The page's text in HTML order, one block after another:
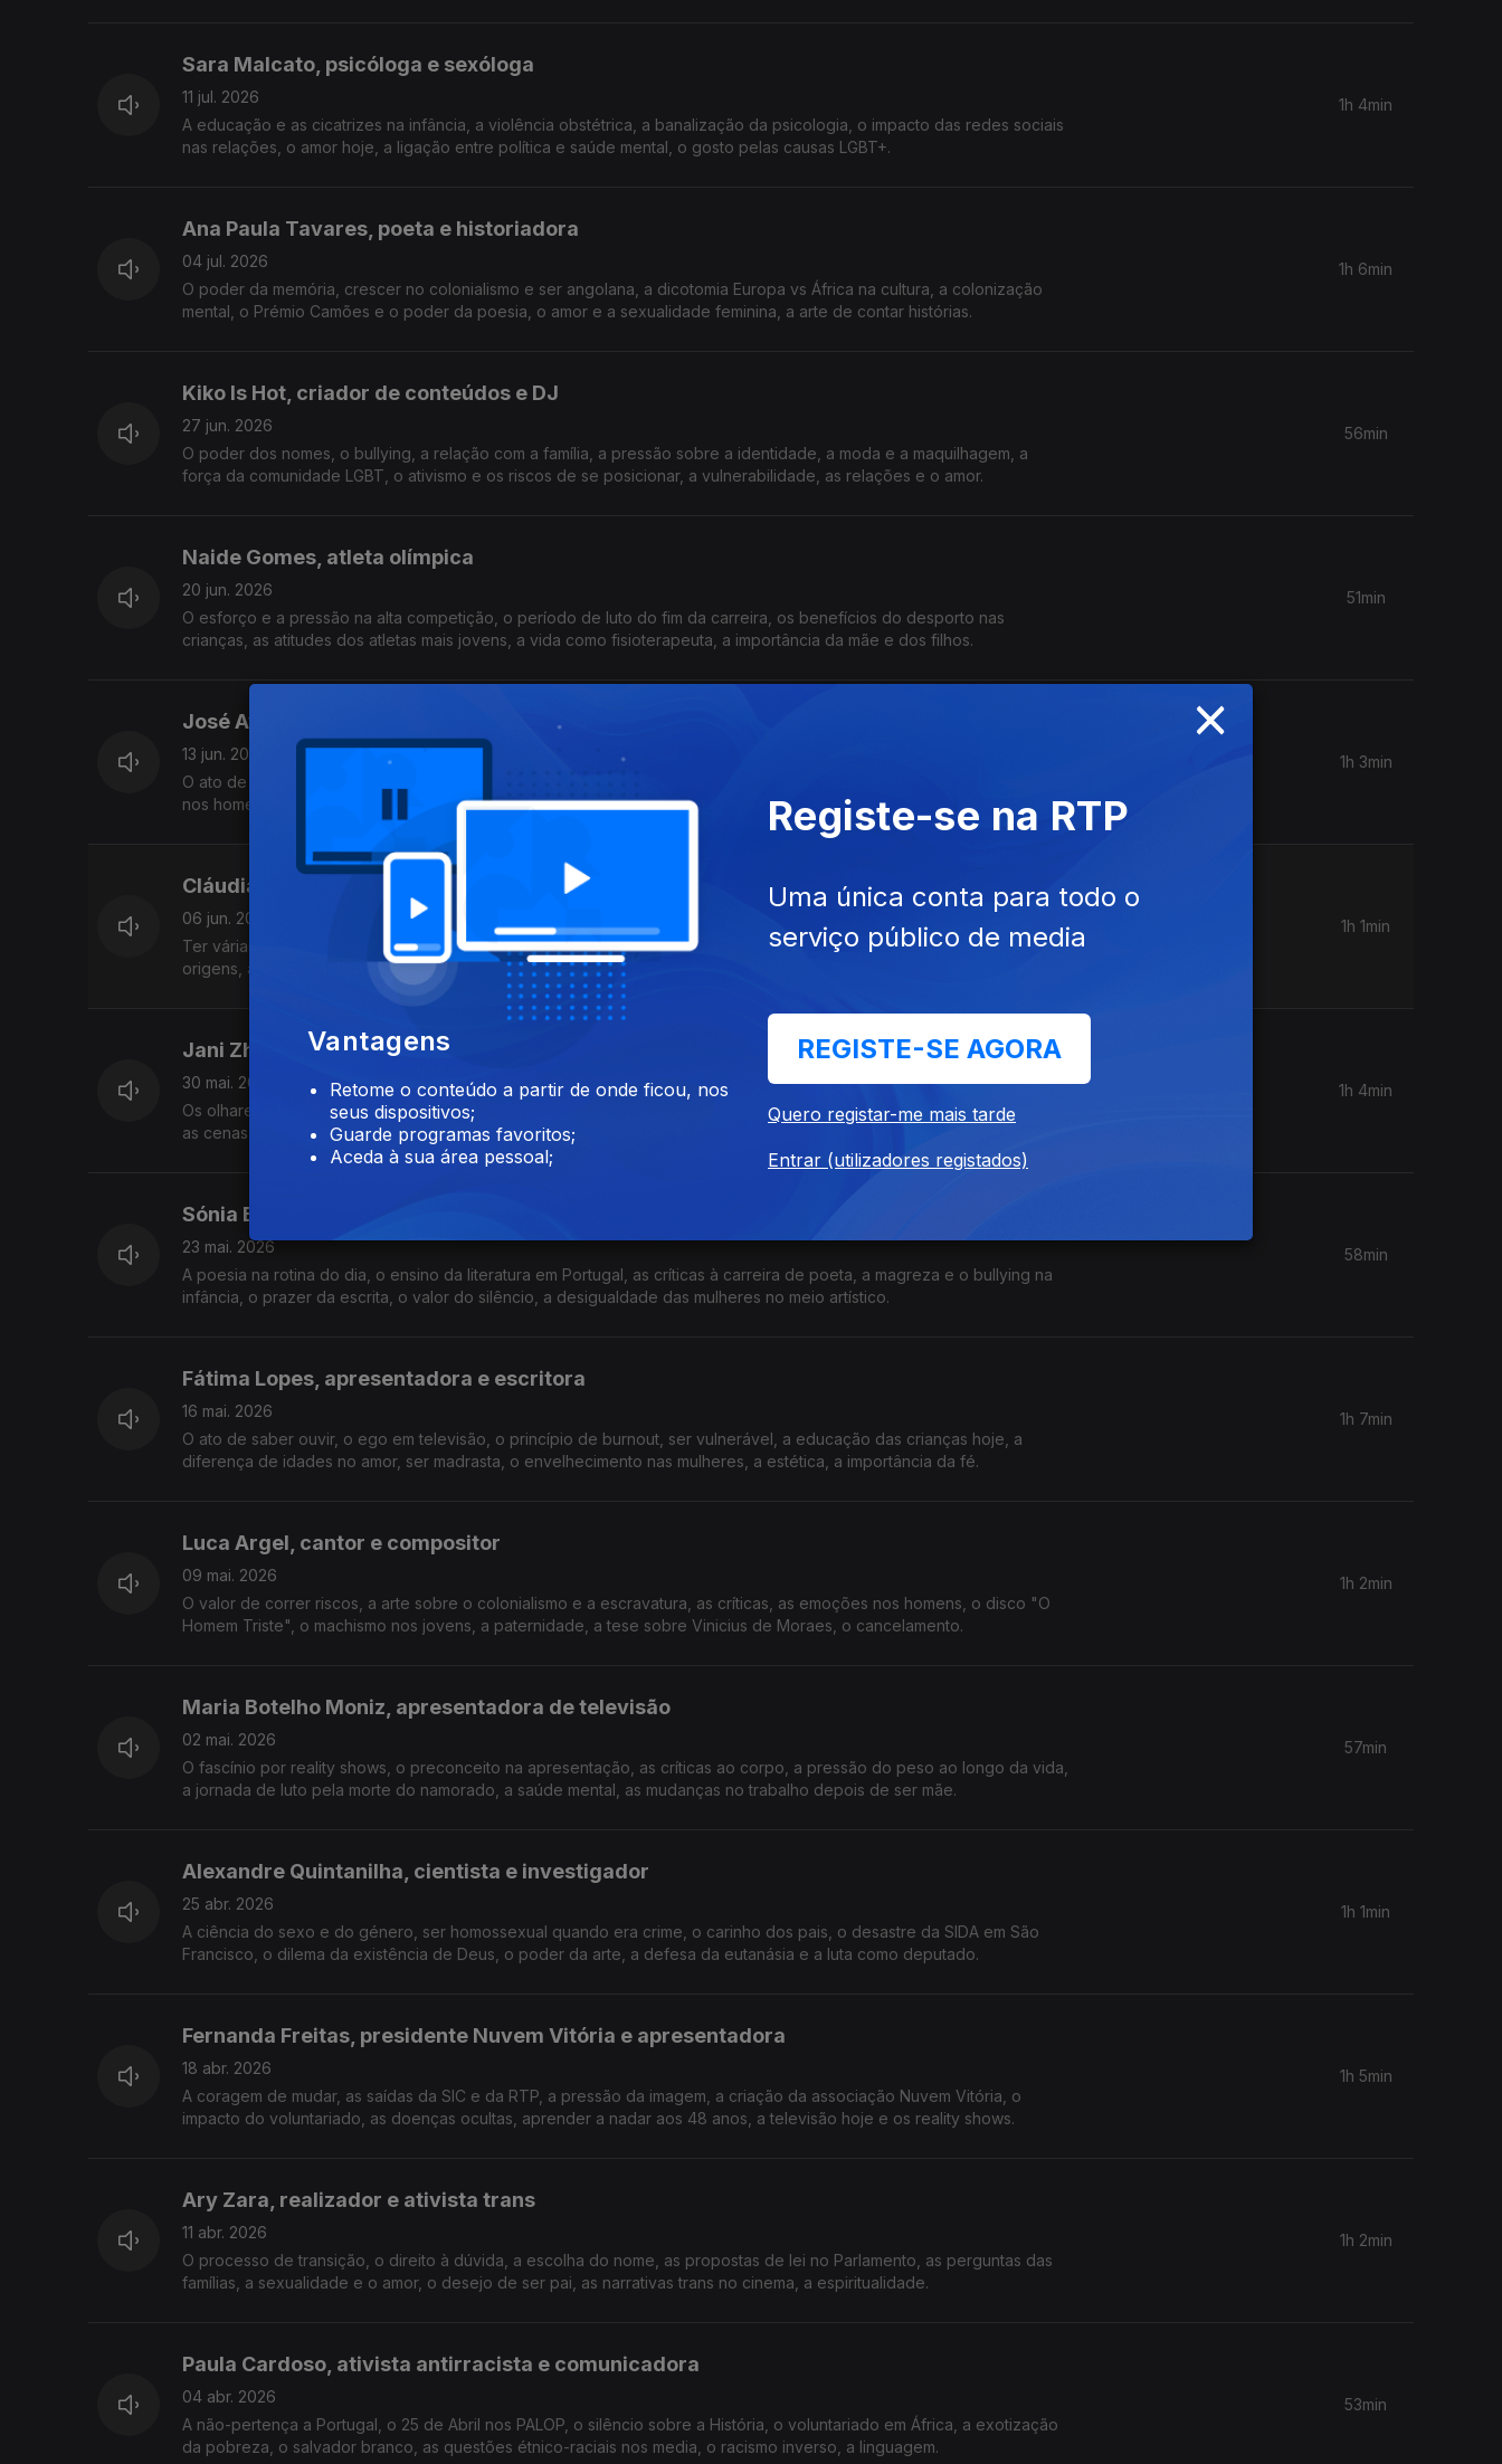
Sara Malcato, psicóloga e sexóloga
11 jul. 2026
A educação e as cicatrizes na infância, a violência obstétrica, a banalização da psicologia, o impacto das redes sociais
nas relações, o amor hoje, a ligação entre política e saúde mental, o gosto pelas causas LGBT+.
1h 4min
Ana Paula Tavares, poeta e historiadora
04 jul. 2026
O poder da memória, crescer no colonialismo e ser angolana, a dicotomia Europa vs África na cultura, a colonização
mental, o Prémio Camões e o poder da poesia, o amor e a sexualidade feminina, a arte de contar histórias.
1h 6min
Kiko Is Hot, criador de conteúdos e DJ
27 jun. 2026
O poder dos nomes, o bullying, a relação com a família, a pressão sobre a identidade, a moda e a maquilhagem, a
força da comunidade LGBT, o ativismo e os riscos de se posicionar, a vulnerabilidade, as relações e o amor.
56min
Naide Gomes, atleta olímpica
20 jun. 2026
O esforço e a pressão na alta competição, o período de luto do fim da carreira, os benefícios do desporto nas
crianças, as atitudes dos atletas mais jovens, a vida como fisioterapeuta, a importância da mãe e dos filhos.
51min
José Avillez, chef de cozinha
13 jun. 2026
O ato de fazer História, a intensidade no trabalho, a ausência da vida familiar, a perda do pai aos 7 anos, as emoções
nos homens, os primeiros negócios, as ameaças pelas inovações na cozinha, os bons e os maus clientes.
1h 3min
Cláudia Semedo, atriz e encenadora
06 jun. 2026
Ter várias paixões, o prejuízo de se ser gentil, a série "Novas Narrativas de Caça", as atitudes sobre o cabelo e as
origens, a relação com a Guiné-Bissau, a educação dos filhos, o processo de dirigir um teatro, o medo.
1h 1min
Jani Zhao, atriz
30 mai. 2026
Os olhares sobre a identidade chinesa, as narrativas em televisão, o bullying na escola, os valores da cultura chinesa,
as cenas homossexuais enquanto atriz, as decisões dos pais imigrantes, os ensinamentos do budismo.
1h 4min
Sónia Balacó, atriz e poeta
23 mai. 2026
A poesia na rotina do dia, o ensino da literatura em Portugal, as críticas à carreira de poeta, a magreza e o bullying na
infância, o prazer da escrita, o valor do silêncio, a desigualdade das mulheres no meio artístico.
58min
Fátima Lopes, apresentadora e escritora
16 mai. 2026
O ato de saber ouvir, o ego em televisão, o princípio de burnout, ser vulnerável, a educação das crianças hoje, a
diferença de idades no amor, ser madrasta, o envelhecimento nas mulheres, a estética, a importância da fé.
1h 7min
Luca Argel, cantor e compositor
09 mai. 2026
O valor de correr riscos, a arte sobre o colonialismo e a escravatura, as críticas, as emoções nos homens, o disco "O
Homem Triste", o machismo nos jovens, a paternidade, a tese sobre Vinicius de Moraes, o cancelamento.
1h 2min
Maria Botelho Moniz, apresentadora de televisão
02 mai. 2026
O fascínio por reality shows, o preconceito na apresentação, as críticas ao corpo, a pressão do peso ao longo da vida,
a jornada de luto pela morte do namorado, a saúde mental, as mudanças no trabalho depois de ser mãe.
57min
Alexandre Quintanilha, cientista e investigador
25 abr. 2026
A ciência do sexo e do género, ser homossexual quando era crime, o carinho dos pais, o desastre da SIDA em São
Francisco, o dilema da existência de Deus, o poder da arte, a defesa da eutanásia e a luta como deputado.
1h 1min
Fernanda Freitas, presidente Nuvem Vitória e apresentadora
18 abr. 2026
A coragem de mudar, as saídas da SIC e da RTP, a pressão da imagem, a criação da associação Nuvem Vitória, o
impacto do voluntariado, as doenças ocultas, aprender a nadar aos 48 anos, a televisão hoje e os reality shows.
1h 5min
Ary Zara, realizador e ativista trans
11 abr. 2026
O processo de transição, o direito à dúvida, a escolha do nome, as propostas de lei no Parlamento, as perguntas das
famílias, a sexualidade e o amor, o desejo de ser pai, as narrativas trans no cinema, a espiritualidade.
1h 2min
Paula Cardoso, ativista antirracista e comunicadora
04 abr. 2026
A não-pertença a Portugal, o 25 de Abril nos PALOP, o silêncio sobre a História, o voluntariado em África, a exotização
da pobreza, o salvador branco, as questões étnico-raciais nos media, o racismo inverso, a linguagem.
53min
×
Vantagens
Retome o conteúdo a partir de onde ficou, nos
seus dispositivos;
Guarde programas favoritos;
Aceda à sua área pessoal;
Registe-se na RTP
Uma única conta para todo o
serviço público de media
REGISTE-SE AGORA
Quero registar-me mais tarde
Entrar (utilizadores registados)